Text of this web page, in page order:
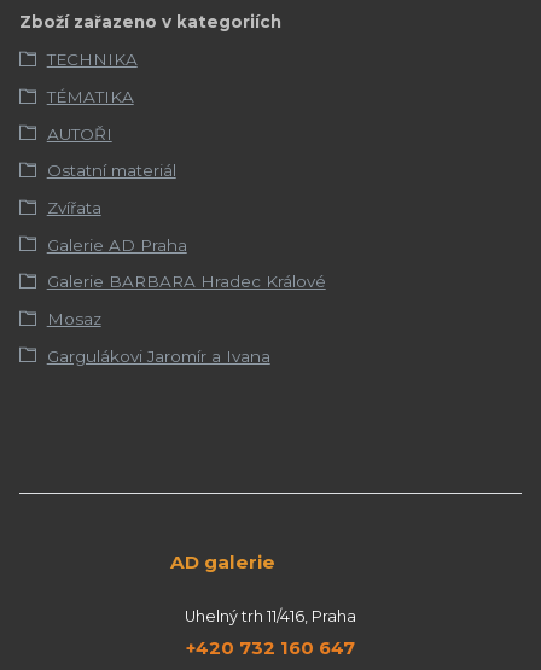
Zboží zařazeno v kategoriích
TECHNIKA
TÉMATIKA
AUTOŘI
Ostatní materiál
Zvířata
Galerie AD Praha
Galerie BARBARA Hradec Králové
Mosaz
Gargulákovi Jaromír a Ivana
AD galerie
Uhelný trh 11/416, Praha
+420 732 160 647